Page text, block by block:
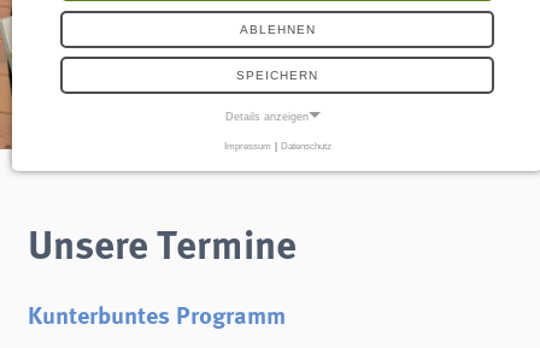
Unsere Termine
Kunterbuntes Programm
ABLEHNEN
SPEICHERN
Details anzeigen
Frontend User
Impressum | Datenschutz